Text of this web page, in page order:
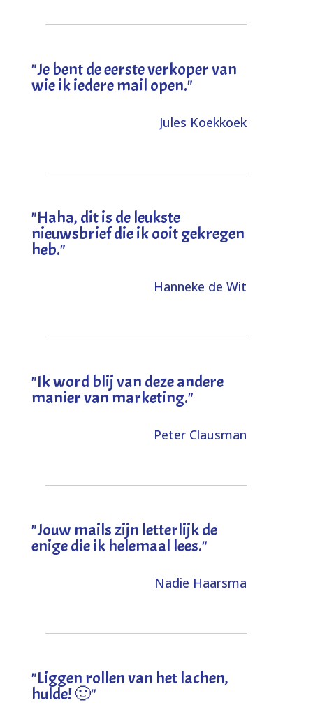
"Je bent de eerste verkoper van
wie ik iedere mail open."
Jules Koekkoek
"Haha, dit is de leukste
nieuwsbrief die ik ooit gekregen
heb."
Hanneke de Wit
"Ik word blij van deze andere
manier van marketing."
Peter Clausman
"Jouw mails zijn letterlijk de
enige die ik helemaal lees."
Nadie Haarsma
"Liggen rollen van het lachen,
hulde! 🙂"